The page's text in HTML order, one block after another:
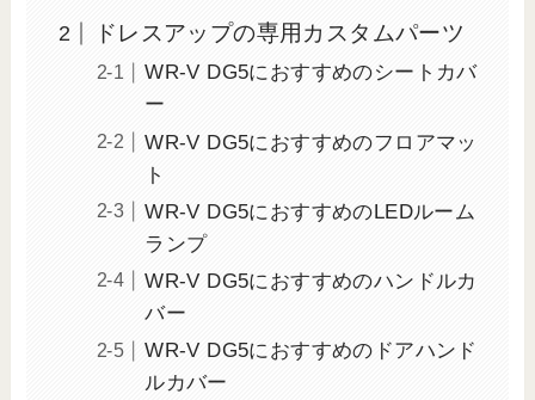
ドレスアップの専用カスタムパーツ
WR-V DG5におすすめのシートカバ
ー
WR-V DG5におすすめのフロアマッ
ト
WR-V DG5におすすめのLEDルーム
ランプ
WR-V DG5におすすめのハンドルカ
バー
WR-V DG5におすすめのドアハンド
ルカバー